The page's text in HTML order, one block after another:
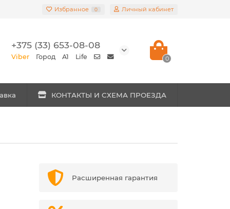
Избранное 0 Личный кабинет
+375 (33) 653-08-08
Viber Город A1 Life 0
КОНТАКТЫ И СХЕМА ПРОЕЗДА
Расширенная гарантия